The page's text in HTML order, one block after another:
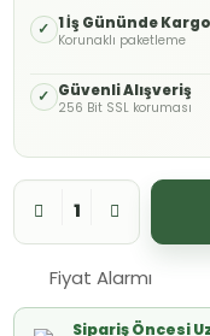
✓ 1 İş Gününde Kargo
Korunaklı paketleme
✓ Güvenli Alışveriş
256 Bit SSL koruması
Fiyat Alarmı
Sipariş Öncesi